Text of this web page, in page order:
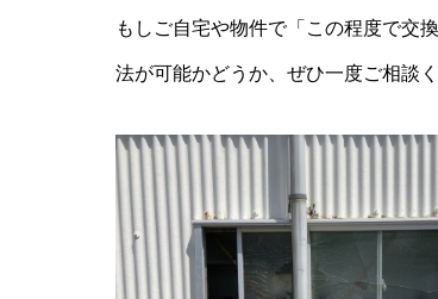
もしご自宅や物件で「この程度で交
法が可能かどうか、ぜひ一度ご相談く